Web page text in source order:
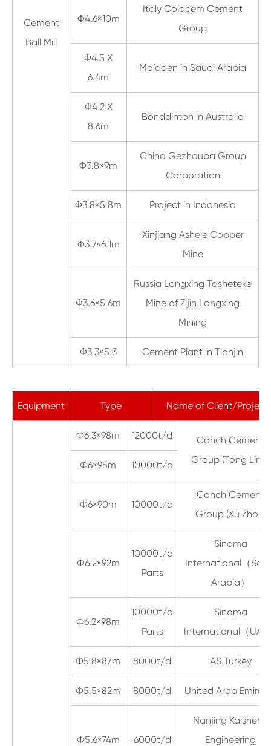
Cement
Ball Mill
Φ4.6×10m
Italy Colacem Cement
Group
Φ4.5 X
6.4m
Ma’aden in Saudi Arabia
Φ4.2 X
8.6m
Bonddinton in Australia
Φ3.8×9m
China Gezhouba Group
Corporation
Φ3.8×5.8m Project in Indonesia
Φ3.7×6.1m
Xinjiang Ashele Copper
Mine
Φ3.6×5.6m
Russia Longxing Tasheteke
Mine of Zijin Longxing
Mining
Φ3.3×5.3 Cement Plant in Tianjin
Equipment Type Name of Client/Project
Ф6.3×98m 12000t/d
Conch Cement
Group (Tong Ling)
Ф6×95m 10000t/d
Ф6×90m 10000t/d
Conch Cement
Group (Xu Zhou)
Ф6.2×92m
10000t/d
Parts
Sinoma
International（
Arabia）
Ф6.2×98m
10000t/d
Parts
Sinoma
International（UAE
Ф5.8×87m 8000t/d AS Turkey
Ф5.5×82m 8000t/d United Arab
Ф5.6×74m 6000t/d
Nanjing Kaisheng
Engineering